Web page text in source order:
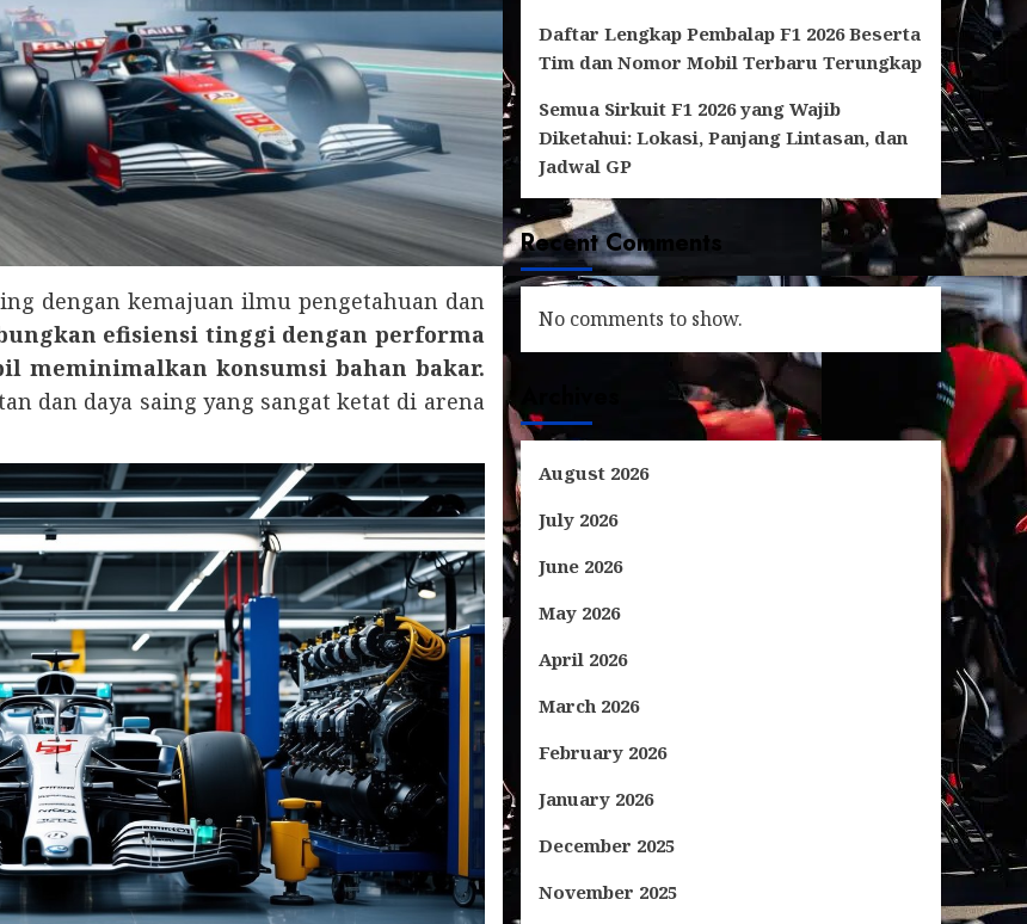
dengan kemajuan ilmu pengetahuan dan
efisiensi tinggi dengan performa
meminimalkan konsumsi bahan bakar.
dan daya saing yang sangat ketat di arena
Daftar Lengkap Pembalap F1 2026 Beserta
Tim dan Nomor Mobil Terbaru Terungkap
Semua Sirkuit F1 2026 yang Wajib
Diketahui: Lokasi, Panjang Lintasan, dan
Jadwal GP
Recent Comments
No comments to show.
August 2026
July 2026
June 2026
May 2026
April 2026
March 2026
February 2026
January 2026
December 2025
November 2025